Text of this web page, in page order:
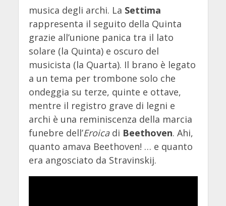
musica degli archi. La Settima
rappresenta il seguito della Quinta
grazie all’unione panica tra il lato
solare (la Quinta) e oscuro del
musicista (la Quarta). Il brano è legato
a un tema per trombone solo che
ondeggia su terze, quinte e ottave,
mentre il registro grave di legni e
archi è una reminiscenza della marcia
funebre dell’Eroicadi Beethoven. Ahi,
quanto amava Beethoven! … e quanto
era angosciato da Stravinskij.